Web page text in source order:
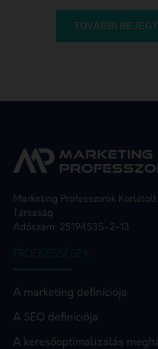
TOVÁBBI
Marketing Professzorok
Társaság
Adószám: 25194535-2-13
ÉRDEKESSÉGEK
A marketing definíciója
A SEO definíciója
A keresőoptimalizálás